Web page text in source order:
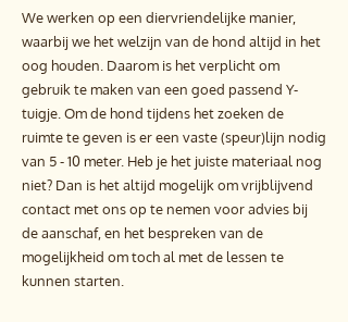
We werken op een diervriendelijke manier,
waarbij we het welzijn van de hond altijd in het
oog houden. Daarom is het verplicht om
gebruik te maken van een goed passend Y-
tuigje. Om de hond tijdens het zoeken de
ruimte te geven is er een vaste (speur)lijn nodig
van 5 - 10 meter. Heb je het juiste materiaal nog
niet? Dan is het altijd mogelijk om vrijblijvend
contact met ons op te nemen voor advies bij
de aanschaf, en het bespreken van de
mogelijkheid om toch al met de lessen te
kunnen starten.